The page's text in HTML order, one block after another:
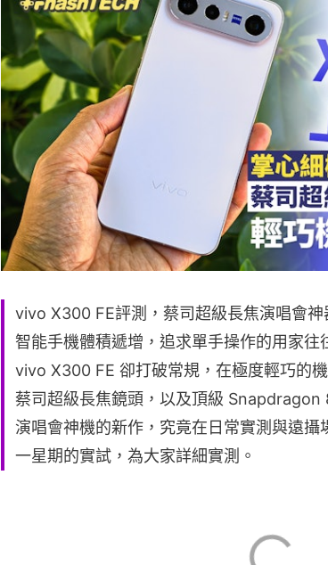
vivo X300 FE評測，蔡司超級長焦演唱會
智能手機體積遞增，追求單手操作的用家
vivo X300 FE 卻打破常規，在極度輕巧的
蔡司超級長焦鏡頭，以及頂級 Snapdragon
演唱會神機的新作，究竟在日常實測與遠攝
一星期的實試，為大家詳細實測。